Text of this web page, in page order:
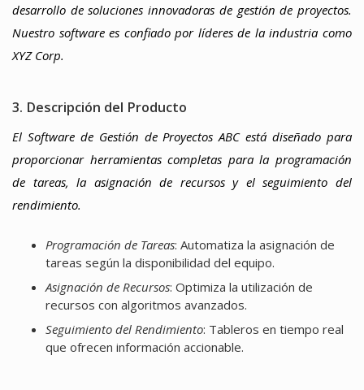
desarrollo de soluciones innovadoras de gestión de proyectos.
Nuestro software es confiado por líderes de la industria como
XYZ Corp.
3. Descripción del Producto
El Software de Gestión de Proyectos ABC está diseñado para
proporcionar herramientas completas para la programación
de tareas, la asignación de recursos y el seguimiento del
rendimiento.
Programación de Tareas: Automatiza la asignación de
tareas según la disponibilidad del equipo.
Asignación de Recursos: Optimiza la utilización de
recursos con algoritmos avanzados.
Seguimiento del Rendimiento: Tableros en tiempo real
que ofrecen información accionable.